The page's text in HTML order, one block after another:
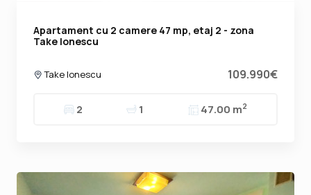
Apartament cu 2 camere 47 mp, etaj 2 - zona
Take Ionescu
Take Ionescu 109.990€
2 1 47.00 m2